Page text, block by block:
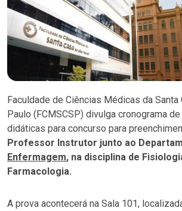
Faculdade de Ciências Médicas da Santa
Paulo (FCMSCSP) divulga cronograma
didáticas para concurso para
Professor Instrutor junto ao
Enfermagem, na disciplina de
Farmacologia.
A prova acontecerá na Sala 101,